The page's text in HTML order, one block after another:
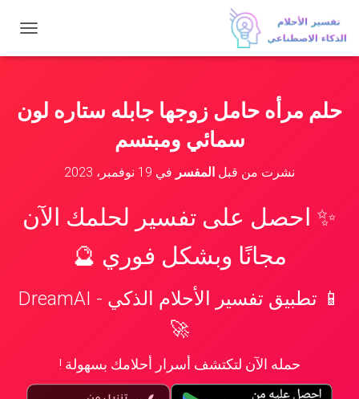
ب
ا
حلم مرأه حامل زوجها جابله ستاره لون
سمائي ومبتسم
نشرت من قبل المفسر في 19 نوفمبر، 2023
✨ احصل على تفسير لحلمك الآن
مجانًا وبشكل فوري 🔮
📱 تطبيق تفسير الأحلام الذكي - DreamAI
🚀
حمله الآن لتكتشف أسرار أحلامك بسهولة !